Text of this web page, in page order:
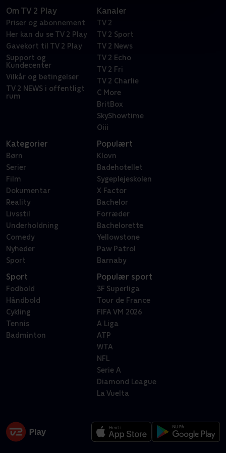
Om TV 2 Play
Priser og abonnement
Her kan du se TV 2 Play
Gavekort til TV 2 Play
Support og
Kundecenter
Vilkår og betingelser
TV 2 NEWS i offentligt
rum
Kanaler
TV 2
TV 2 Sport
TV 2 News
TV 2 Echo
TV 2 Fri
TV 2 Charlie
C More
BritBox
SkyShowtime
Oiii
Kategorier
Børn
Serier
Film
Dokumentar
Reality
Livsstil
Underholdning
Comedy
Nyheder
Sport
Populært
Klovn
Badehotellet
Sygeplejeskolen
X Factor
Bachelor
Forræder
Bachelorette
Yellowstone
Paw Patrol
Barnaby
Sport
Fodbold
Håndbold
Cykling
Tennis
Badminton
Populær sport
3F Superliga
Tour de France
FIFA VM 2026
A Liga
ATP
WTA
NFL
Serie A
Diamond League
La Vuelta